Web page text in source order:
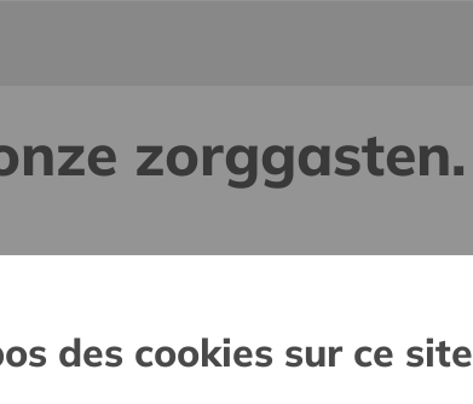
zorggasten.
sans barrières
des cookies sur ce site